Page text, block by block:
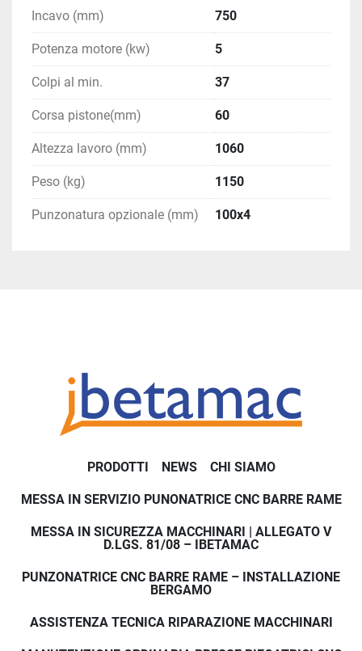
Incavo (mm) 750
Potenza motore (kw) 5
Colpi al min. 37
Corsa pistone(mm) 60
Altezza lavoro (mm) 1060
Peso (kg) 1150
Punzonatura opzionale (mm) 100x4
PRODOTTI NEWS CHI SIAMO
MESSA IN SERVIZIO PUNONATRICE CNC BARRE RAME
MESSA IN SICUREZZA MACCHINARI | ALLEGATO V
D.LGS. 81/08 – IBETAMAC
PUNZONATRICE CNC BARRE RAME – INSTALLAZIONE
BERGAMO
ASSISTENZA TECNICA RIPARAZIONE MACCHINARI